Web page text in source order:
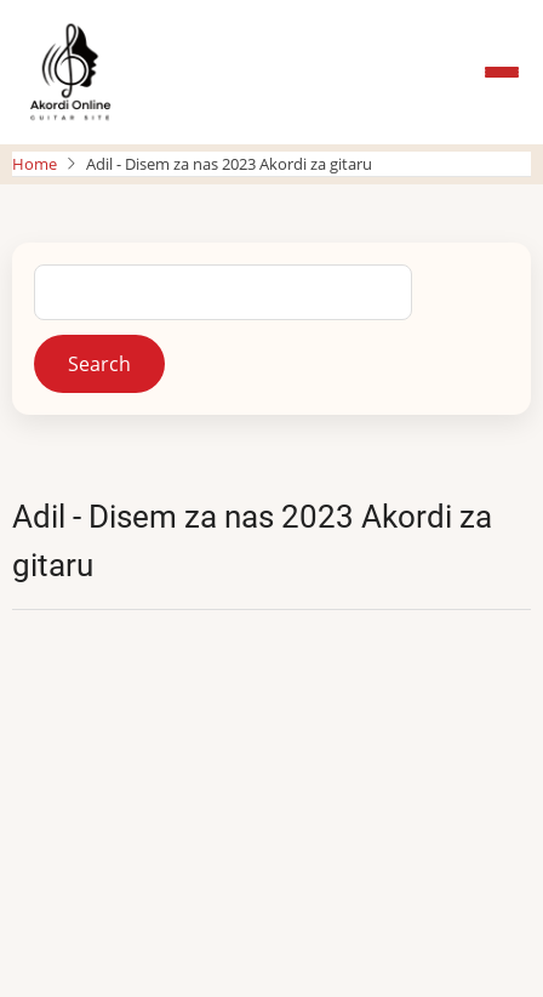
main
content
Home Adil - Disem za nas 2023 Akordi za gitaru
Search
Adil - Disem za nas 2023 Akordi za
gitaru